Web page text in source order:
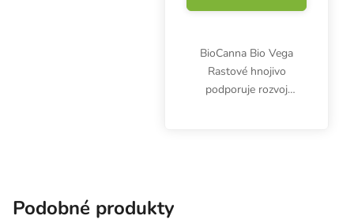
BioCanna Bio Vega
Rastové hnojivo
podporuje rozvoj
Podobné produkty